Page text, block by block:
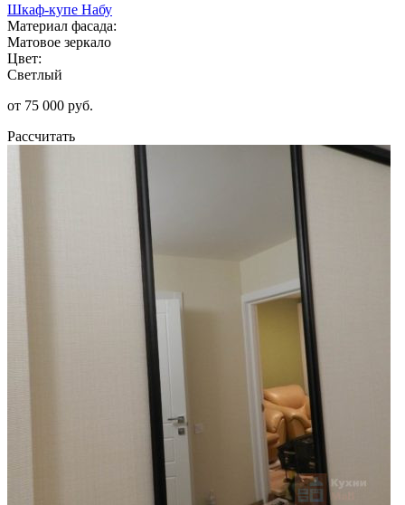
Шкаф-купе Набу
Материал фасада:
Матовое зеркало
Цвет:
Светлый
от 75 000 руб.
Рассчитать